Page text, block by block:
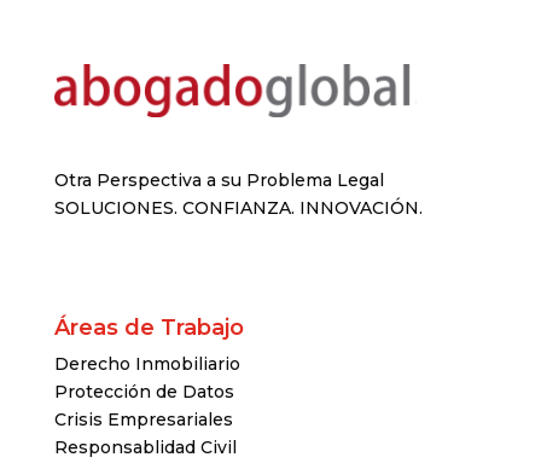
Otra Perspectiva a su Problema Legal
SOLUCIONES. CONFIANZA. INNOVACIÓN.
Áreas de Trabajo
Derecho Inmobiliario
Protección de Datos
Crisis Empresariales
Responsablidad Civil